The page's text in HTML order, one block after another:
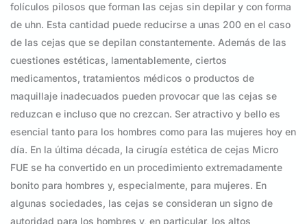
folículos pilosos que forman las cejas sin depilar y con forma
de uhn. Esta cantidad puede reducirse a unas 200 en el caso
de las cejas que se depilan constantemente. Además de las
cuestiones estéticas, lamentablemente, ciertos
medicamentos, tratamientos médicos o productos de
maquillaje inadecuados pueden provocar que las cejas se
reduzcan e incluso que no crezcan. Ser atractivo y bello es
esencial tanto para los hombres como para las mujeres hoy en
día. En la última década, la cirugía estética de cejas Micro
FUE se ha convertido en un procedimiento extremadamente
bonito para hombres y, especialmente, para mujeres. En
algunas sociedades, las cejas se consideran un signo de
autoridad para los hombres y, en particular, los altos